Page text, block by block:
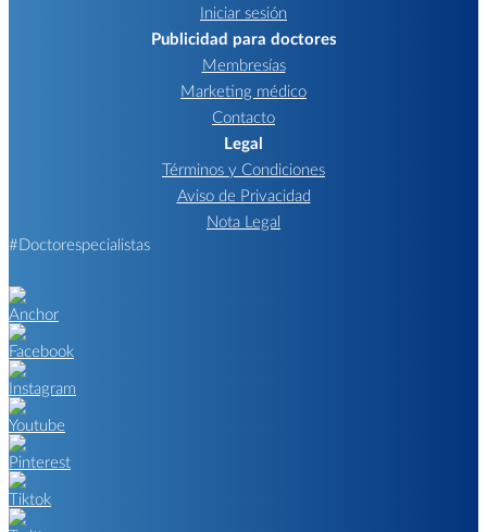
Iniciar sesión
Publicidad para doctores
Membresías
Marketing médico
Contacto
Legal
Términos y Condiciones
Aviso de Privacidad
Nota Legal
#Doctorespecialistas